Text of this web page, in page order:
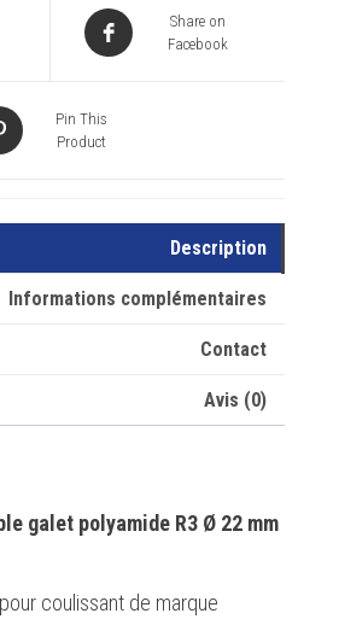
Share on
Facebook
Pin This
Product
Description
Informations complémentaires
Contact
Avis (0)
galet polyamide R3 Ø 22 mm
coulissant de marque